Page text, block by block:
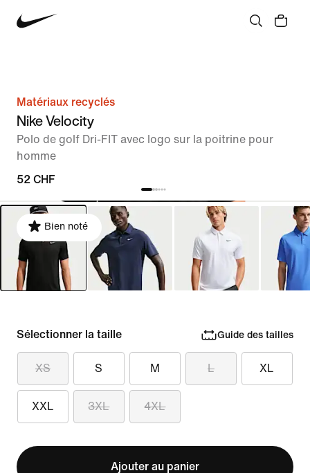
Matériaux recyclés
Nike Velocity
Polo de golf Dri-FIT avec logo sur la poitrine pour
homme
52 CHF
Bien noté
Sélectionner la taille Guide des tailles
XS S M L XL
XXL 3XL 4XL
Ajouter au panier